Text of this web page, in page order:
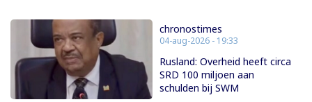
chronostimes
04-aug-2026 - 19:33
Rusland: Overheid heeft circa
SRD 100 miljoen aan
schulden bij SWM